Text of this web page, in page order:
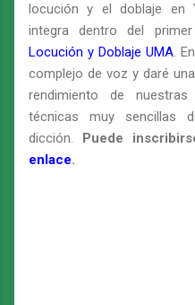
locución y el doblaje en
integra dentro del primer
Locución y Doblaje UMA.
complejo de voz y daré
rendimiento de
técnicas muy sencillas
dicción. Puede
enlace.